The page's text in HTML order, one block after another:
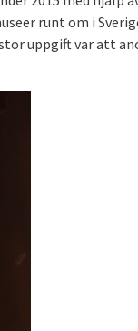
runt om i
uppgift var att